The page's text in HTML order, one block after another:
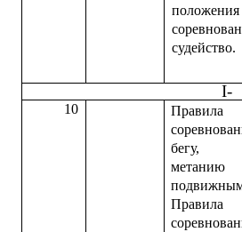
судейство.
10
Правила
бегу,
Правила